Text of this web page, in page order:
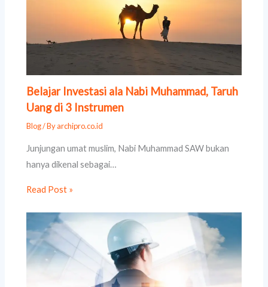
Belajar Investasi ala Nabi Muhammad, Taruh
Uang di 3 Instrumen
Blog/ Byarchipro.co.id
Junjungan umat muslim, Nabi Muhammad SAW bukan
hanya dikenal sebagai…
Read Post »